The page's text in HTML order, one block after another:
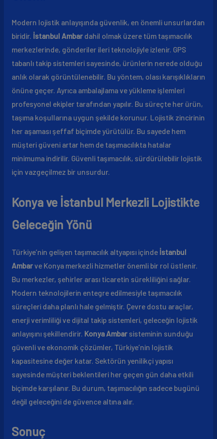
Modern lojistik anlayışında güvenlik, en önemli unsurlardan
biridir. İstanbul Ambardahil olmak üzere tüm taşımacılık
merkezlerinde, gönderiler ileri teknolojiyle izlenir. GPS
tabanlı takip sistemleri sayesinde, ürünlerin nerede olduğu
anlık olarak görüntülenebilir. Bu yöntem, olası karışıklıkların
önüne geçer. Ayrıca ambalajlama ve yükleme işlemleri
profesyonel ekipler tarafından yapılır. Bu süreçte her ürün,
taşıma koşullarına uygun şekilde korunur. Lojistik zincirinin
her aşaması şeffaf biçimde yürütülür. Bu sayede hem
müşteri güveni artar hem de taşımacılıkta hatalar
minimuma indirilir. Güvenli taşımacılık, sürdürülebilir lojistik
için vazgeçilmez bir unsurdur.
Konya ve İstanbul Merkezli Lojistikte
Geleceğin Yönü
Türkiye’nin gelişen taşımacılık altyapısı içinde İstanbul
Ambarve Konya merkezli hizmetler önemli bir rol üstlenir.
Bu merkezler, şehirler arası ticaretin sürekliliğini sağlar.
Modern teknolojilerin entegre edilmesiyle taşımacılık
süreçleri daha planlı hale gelmiştir. Çevre dostu araçlar,
enerji verimliliği ve dijital takip sistemleri, geleceğin lojistik
anlayışını şekillendirir. Konya Ambarsisteminin sunduğu
güvenli ve ekonomik çözümler, Türkiye’nin lojistik
kapasitesine değer katar. Sektörün yenilikçi yapısı
sayesinde müşteri beklentileri her geçen gün daha etkili
biçimde karşılanır. Bu durum, taşımacılığın sadece bugünü
değil geleceğini de güvence altına alır.
Sonuç